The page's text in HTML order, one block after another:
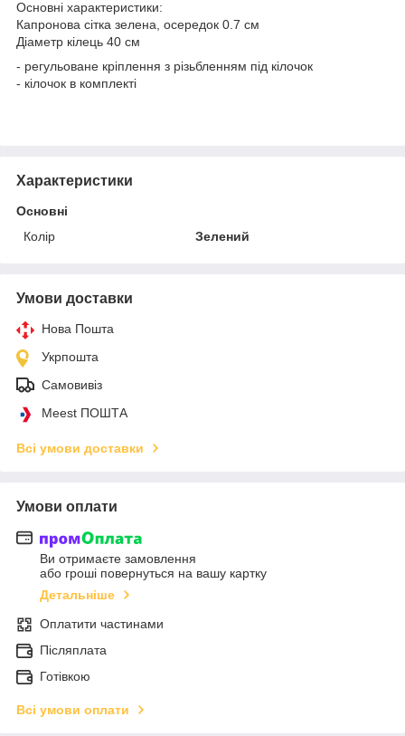
Основні характеристики:
Капронова сітка зелена, осередок 0.7 см
Діаметр кілець 40 см
- регульоване кріплення з різьбленням під кілочок
- кілочок в комплекті
Характеристики
Основні
Колір
Зелений
Умови доставки
Нова Пошта
Укрпошта
Самовивіз
Meest ПОШТА
Всі умови доставки
Умови оплати
Ви отримаєте замовлення
або гроші повернуться на вашу картку
Детальніше
Оплатити частинами
Післяплата
Готівкою
Всі умови оплати